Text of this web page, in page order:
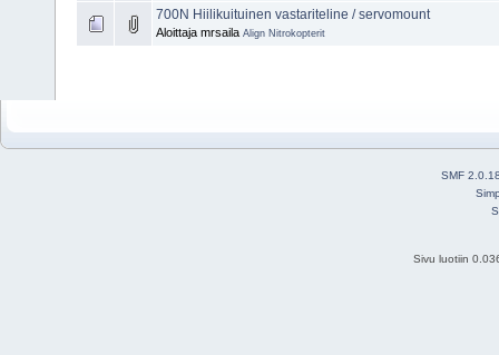
700N Hiilikuituinen vastariteline / servomount
Aloittaja mrsaila Align Nitrokopterit
SMF
Sivu luotiin